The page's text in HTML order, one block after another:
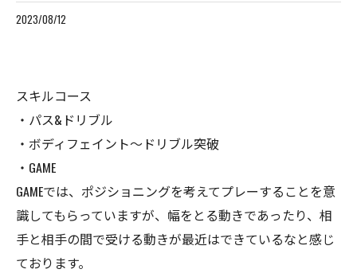
2023/08/12
スキルコース
・パス&ドリブル
・ボディフェイント〜ドリブル突破
・GAME
GAMEでは、ポジショニングを考えてプレーすることを意
識してもらっていますが、幅をとる動きであったり、相
手と相手の間で受ける動きが最近はできているなと感じ
ております。